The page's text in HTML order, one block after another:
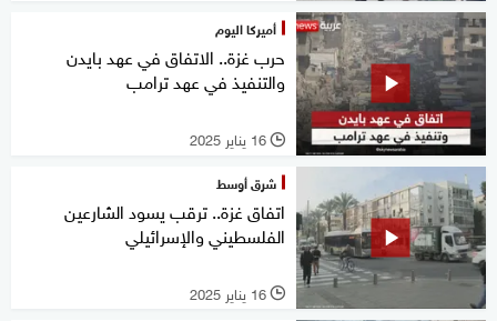
أميركا اليوم
حرب غزة.. الاتفاق في عهد بايدن
والتنفيذ في عهد ترامب
l 16 يناير 2025
شرق أوسط
اتفاق غزة.. ترقب يسود الشارعين
الفلسطيني والإسرائيلي
l 16 يناير 2025